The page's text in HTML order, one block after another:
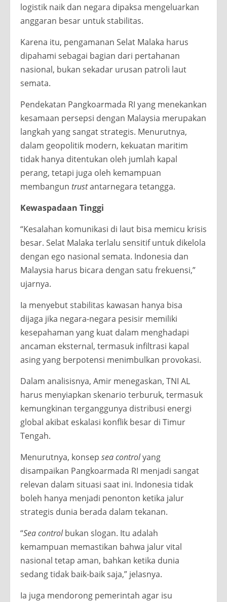
logistik naik dan negara dipaksa mengeluarkan
anggaran besar untuk stabilitas.
Karena itu, pengamanan Selat Malaka harus
dipahami sebagai bagian dari pertahanan
nasional, bukan sekadar urusan patroli laut
semata.
Pendekatan Pangkoarmada RI yang menekankan
kesamaan persepsi dengan Malaysia merupakan
langkah yang sangat strategis. Menurutnya,
dalam geopolitik modern, kekuatan maritim
tidak hanya ditentukan oleh jumlah kapal
perang, tetapi juga oleh kemampuan
membangun trustantarnegara tetangga.
Kewaspadaan Tinggi
“Kesalahan komunikasi di laut bisa memicu krisis
besar. Selat Malaka terlalu sensitif untuk dikelola
dengan ego nasional semata. Indonesia dan
Malaysia harus bicara dengan satu frekuensi,”
ujarnya.
Ia menyebut stabilitas kawasan hanya bisa
dijaga jika negara-negara pesisir memiliki
kesepahaman yang kuat dalam menghadapi
ancaman eksternal, termasuk infiltrasi kapal
asing yang berpotensi menimbulkan provokasi.
Dalam analisisnya, Amir menegaskan, TNI AL
harus menyiapkan skenario terburuk, termasuk
kemungkinan terganggunya distribusi energi
global akibat eskalasi konflik besar di Timur
Tengah.
Menurutnya, konsep sea controlyang
disampaikan Pangkoarmada RI menjadi sangat
relevan dalam situasi saat ini. Indonesia tidak
boleh hanya menjadi penonton ketika jalur
strategis dunia berada dalam tekanan.
“Sea controlbukan slogan. Itu adalah
kemampuan memastikan bahwa jalur vital
nasional tetap aman, bahkan ketika dunia
sedang tidak baik-baik saja,” jelasnya.
Ia juga mendorong pemerintah agar isu